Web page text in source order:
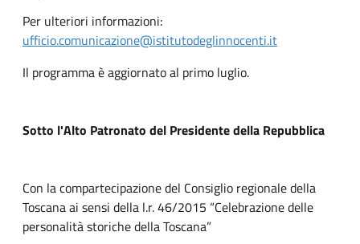
Per ulteriori informazioni:
ufficio.comunicazione@istitutodeglinnocenti.it
Il programma è aggiornato al primo luglio.
Sotto l'Alto Patronato del Presidente della Repubblica
Con la compartecipazione del Consiglio regionale della
Toscana ai sensi della l.r. 46/2015 “Celebrazione delle
personalità storiche della Toscana”